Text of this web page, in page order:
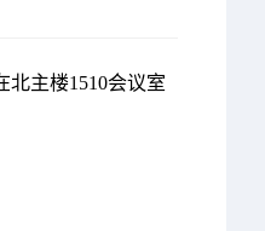
北主楼1510会议室